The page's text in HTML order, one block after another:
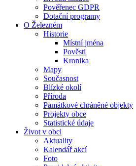
Pověřenec GDPR
Dotační programy
O Železném
Historie
Místní jména
Pověsti
Kronika
Mapy
Současnost
Blízké okolí
Příroda
Památkové chráněné objekty
Projekty obce
Statistické údaje
Život v obci
Aktuality
Kalendář akcí
Foto